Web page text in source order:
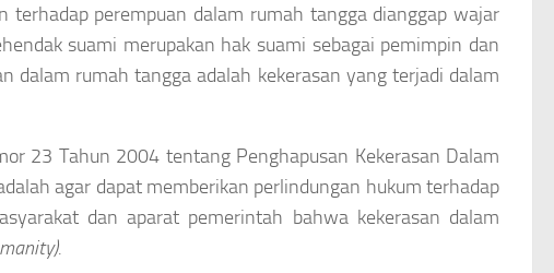
terhadap perempuan dalam rumah tangga dianggap wajar
suami merupakan hak suami sebagai pemimpin dan
dalam rumah tangga adalah kekerasan yang terjadi dalam
23 Tahun 2004 tentang Penghapusan Kekerasan Dalam
agar dapat memberikan perlindungan hukum terhadap
dan aparat pemerintah bahwa kekerasan dalam